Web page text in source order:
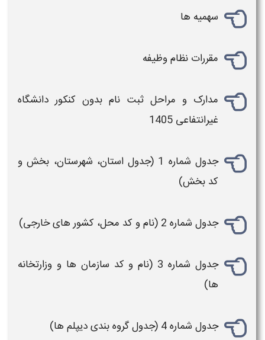
سهمیه ها
مقررات نظام وظیفه
مدارک و مراحلثبت نام بدونکنکور دانشگاه
غیرانتفاعی 1405
جدول شماره 1 (جدول استان، شهرستان، بخش و
کد بخش)
جدول شماره 2 (نام و کد محل، کشور های خارجی)
جدول شماره 3 (نام و کد سازمان ها و وزارتخانه
ها)
جدول شماره 4 (جدول گروه بندی دیپلم ها)